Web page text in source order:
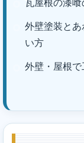
瓦屋根の漆
外壁塗装と
い方
外壁・屋根